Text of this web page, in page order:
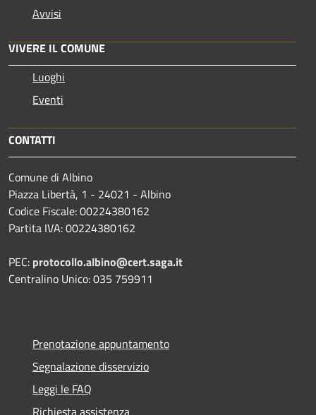
Avvisi
VIVERE IL COMUNE
Luoghi
Eventi
CONTATTI
Comune di Albino
Piazza Libertà, 1 - 24021 - Albino
Codice Fiscale: 00224380162
Partita IVA: 00224380162
PEC: protocollo.albino@cert.saga.it
Centralino Unico: 035 759911
Prenotazione appuntamento
Segnalazione disservizio
Leggi le FAQ
Richiesta assistenza